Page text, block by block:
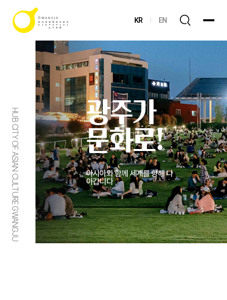
KR EN
HUB CITY OF ASIAN CULTURE GWANGJU
광주가
문화로!
아시아와 함께 세계를 향해 나
아갑니다